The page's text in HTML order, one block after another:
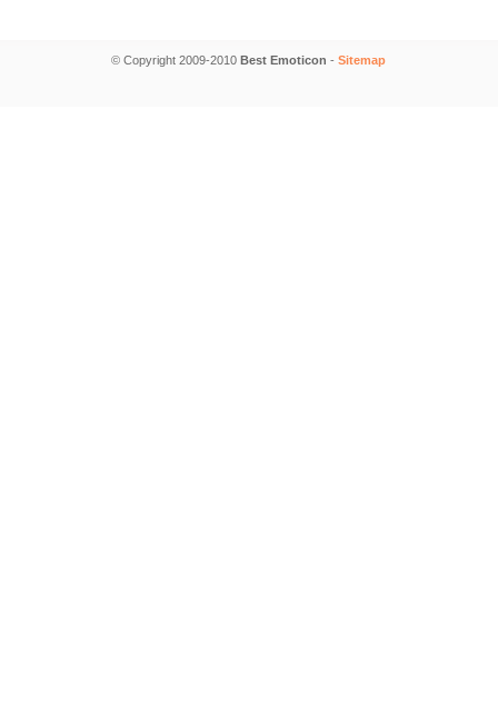
© Copyright 2009-2010 Best Emoticon - Sitemap